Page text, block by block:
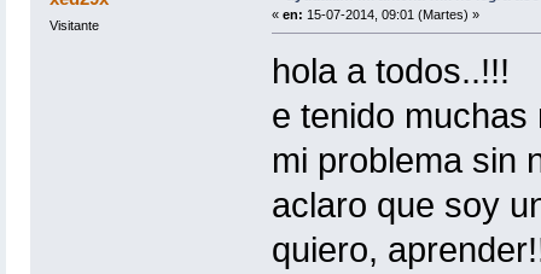
Visitante
« en: 15-07-2014, 09:01 (Martes) »
hola a todos..!!!
e tenido
mi problema sin
aclaro que soy
quiero,